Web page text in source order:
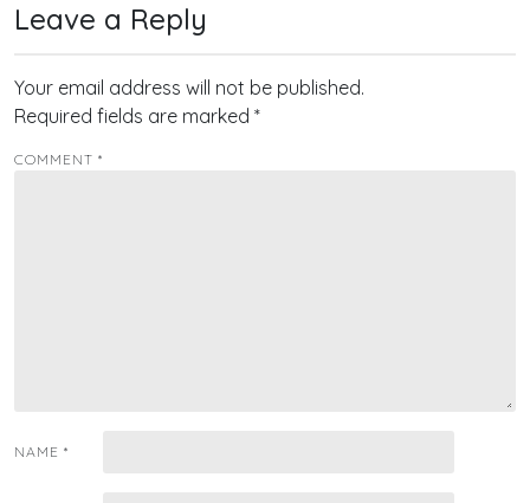
Leave a Reply
Your email address will not be published.
Required fields are marked *
COMMENT *
NAME *